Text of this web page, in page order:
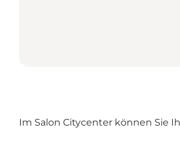
Im Salon Citycenter können Sie